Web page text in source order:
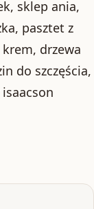
sklep ania,
pasztet z
drzewa
do szczęścia,